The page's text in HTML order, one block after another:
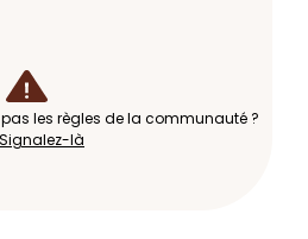
les règles de la communauté ?
Signalez-là